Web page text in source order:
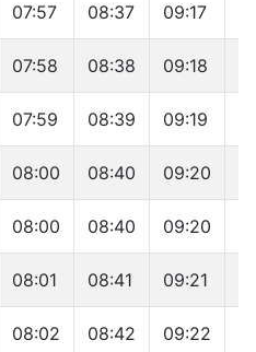
07:57 08:37 09:17
07:58 08:38 09:18
07:59 08:39 09:19
08:00 08:40 09:20
08:00 08:40 09:20
08:01 08:41 09:21
08:02 08:42 09:22